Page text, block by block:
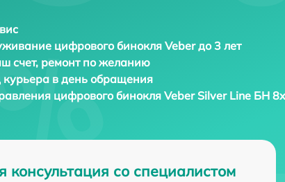
цифрового бинокля Veber до 3 лет
счет, ремонт по желанию
курьера в день обращения
цифрового бинокляVeber Silver Line БН
консультация со специалистом